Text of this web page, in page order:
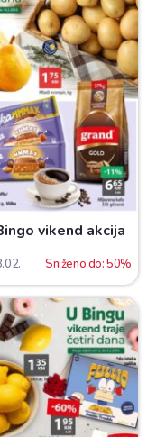
vikend akcija
Sniženo do: 50%